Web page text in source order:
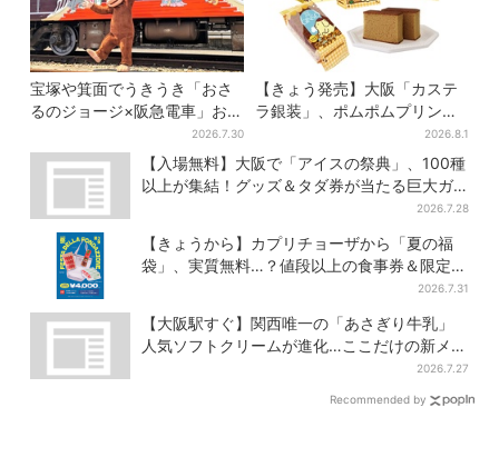
宝塚や箕面でうきうき「おさ
るのジョージ×阪急電車」お披
露目！マルーンの制服で神
戸・宝塚・京都各線に添乗
2026.7.30
【きょう発売】大阪「カステ
ラ銀装」、ポムポムプリンと
初コラボ 紙袋まで限定デザ
インに
2026.8.1
【入場無料】大阪で「アイスの祭典」、100種
以上が集結！グッズ＆タダ券が当たる巨大ガ
2026.7.28
【きょうから】カプリチョーザから「夏の福
袋」、実質無料…？値段以上の食事券＆限定ア
2026.7.31
【大阪駅すぐ】関西唯一の「あさぎり牛乳」
人気ソフトクリームが進化…ここだけの新メニ
2026.7.27
Recommended by